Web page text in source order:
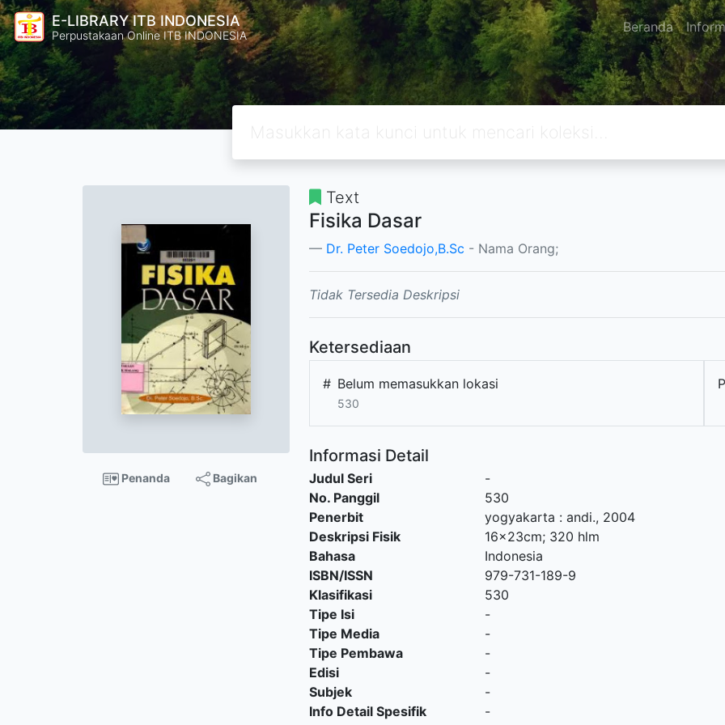
E-LIBRARY ITB INDONESIA
Perpustakaan Online ITB INDONESIA Beranda
Penanda Bagikan
Text
Fisika Dasar
Dr. Peter Soedojo,B.Sc - Nama Orang;
Tidak Tersedia Deskripsi
Ketersediaan
# Belum memasukkan lokasi
530
Informasi Detail
Judul Seri
-
No. Panggil
530
Penerbit
yogyakarta : andi., 2004
Deskripsi Fisik
16x23cm; 320 hlm
Bahasa
Indonesia
ISBN/ISSN
979-731-189-9
Klasifikasi
530
Tipe Isi
-
Tipe Media
-
Tipe Pembawa
-
Edisi
-
Subjek
-
Info Detail Spesifik
-